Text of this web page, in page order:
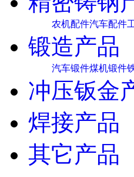
农机配件汽车配件
锻造产品
汽车锻件煤机锻件
冲压钣金
焊接产品
其它产品